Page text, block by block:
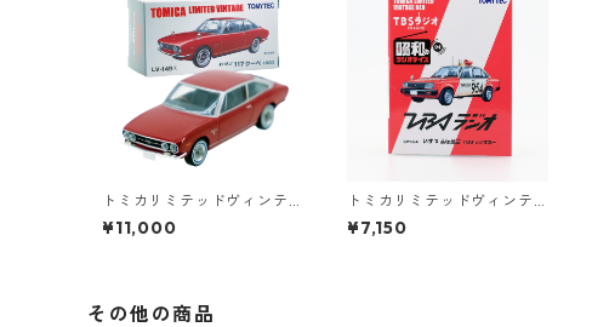
トミカリミテッドヴィンテ
ージ LV-149a いすゞ 117 ク
ーペ 1800 #36276241
¥11,000
トミカリミテッドヴィンテ
ージネオ 昭和のラジオデイ
ズ LV-Ra04 いすゞ ジェミ
¥7,150
その他の商品